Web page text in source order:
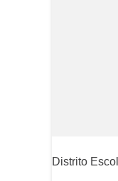
Distrito